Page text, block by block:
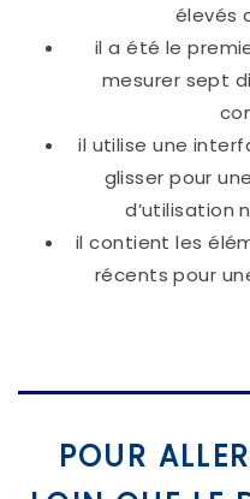
élevés
il a été le
mesurer sept
il utilise une
glisser pour
d’utilisation
il contient les
récents pour
POUR